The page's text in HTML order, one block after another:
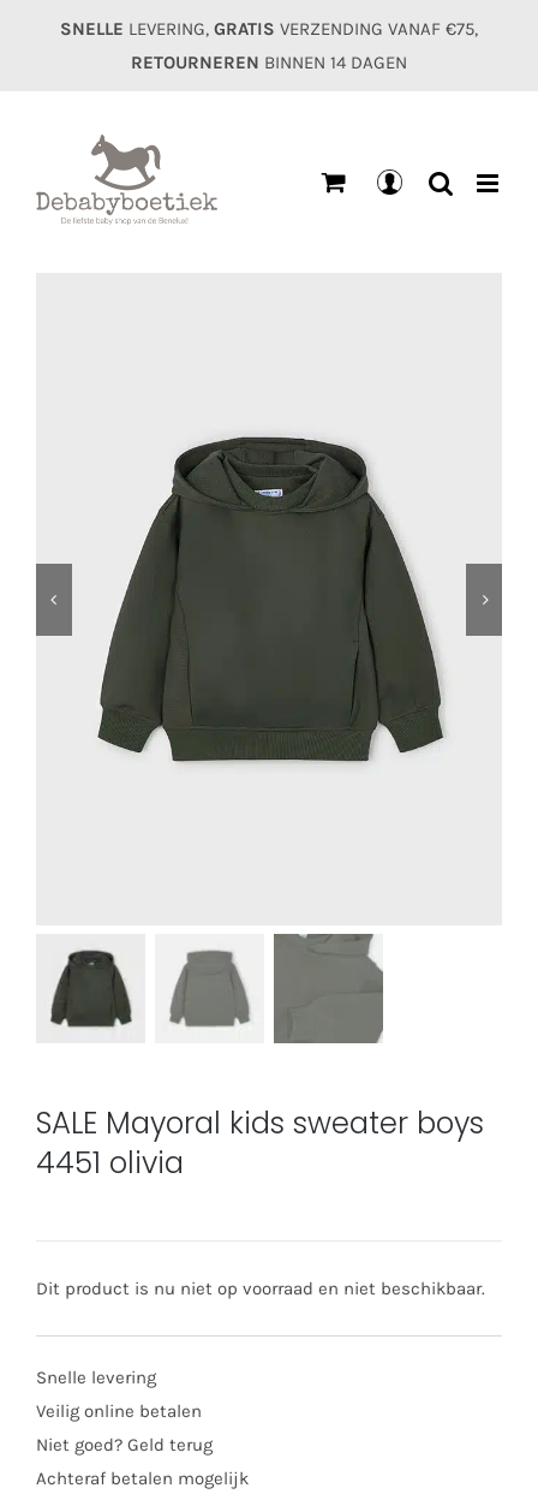
SNELLE LEVERING, GRATIS VERZENDING VANAF €75,
RETOURNEREN BINNEN 14 DAGEN
SALE Mayoral kids sweater boys
4451 olivia
Dit product is nu niet op voorraad en niet beschikbaar.
Snelle levering
Veilig online betalen
Niet goed? Geld terug
Achteraf betalen mogelijk